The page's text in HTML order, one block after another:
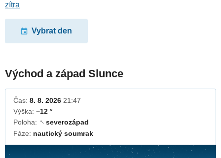
zítra
Vybrat den
Východ a západ Slunce
Čas: 8. 8. 2026 21:47
Výška: −12 °
Poloha: ↓severozápad
Fáze: nautický soumrak